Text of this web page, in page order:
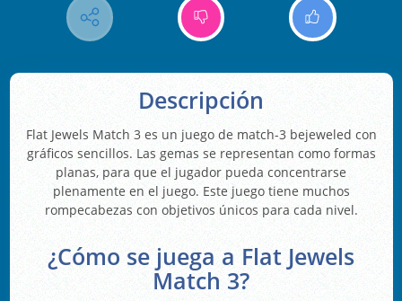
Descripción
Flat Jewels Match 3 es un juego de match-3 bejeweled con
gráficos sencillos. Las gemas se representan como formas
planas, para que el jugador pueda concentrarse
plenamente en el juego. Este juego tiene muchos
rompecabezas con objetivos únicos para cada nivel.
¿Cómo se juega a Flat Jewels
Match 3?